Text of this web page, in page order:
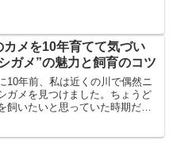
大きさは変わ...
カメを10年育てて気づい
ガメ”の魅力と飼育のコツ
10年前、私は近くの川で偶然ニ
ガメを見つけました。ちょうど
飼いたいと思っていた時期だっ